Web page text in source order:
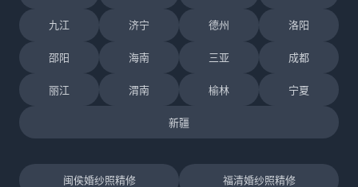
九江 济宁 德州 洛阳
邵阳 海南 三亚 成都
丽江 渭南 榆林 宁夏
新疆
闽侯婚纱照精修 福清婚纱照精修